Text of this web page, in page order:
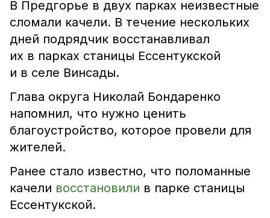
В Предгорье в двух парках неизвестные
сломали качели. В течение нескольких
дней подрядчик восстанавливал
их в парках станицы Ессентукской
и в селе Винсады.
Глава округа Николай Бондаренко
напомнил, что нужно ценить
благоустройство, которое провели для
жителей.
Ранее стало известно, что поломанные
качели восстановили в парке станицы
Ессентукской.